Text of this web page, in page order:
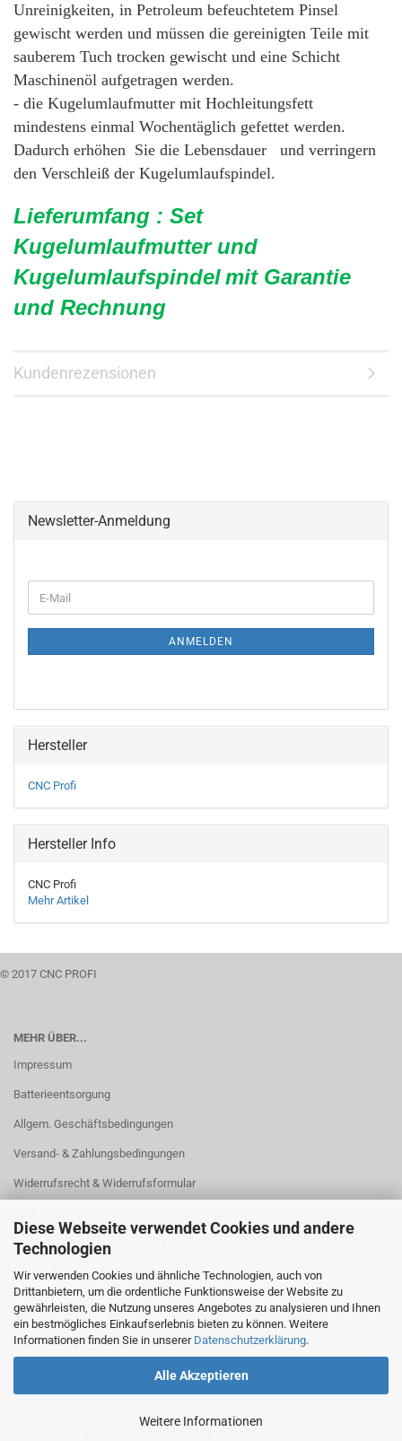
Diese Webseite verwendet Cookies und andere
Technologien
Wir verwenden Cookies und ähnliche Technologien, auch von
Drittanbietern, um die ordentliche Funktionsweise der Website zu
gewährleisten, die Nutzung unseres Angebotes zu analysieren und Ihnen
ein bestmögliches Einkaufserlebnis bieten zu können. Weitere
Informationen finden Sie in unserer Datenschutzerklärung.
Alle Akzeptieren
Weitere Informationen
Unreinigkeiten, in Petroleum befeuchtetem Pinsel
gewischt werden und müssen die gereinigten Teile mit
sauberem Tuch trocken gewischt und eine Schicht
Maschinenöl aufgetragen werden.
- die Kugelumlaufmutter mit Hochleitungsfett
mindestens einmal Wochentäglich gefettet werden.
Dadurch erhöhen Sie die Lebensdauer und verringern
den Verschleiß der Kugelumlaufspindel.
Lieferumfang : Set
Kugelumlaufmutter und
Kugelumlaufspindelmit Garantie
und Rechnung
Kundenrezensionen
Newsletter-Anmeldung
ZUR
E-
Mail
ANMELDEN
Hersteller
CNC Profi
Hersteller Info
CNC Profi
Mehr Artikel
© 2017 CNC PROFI
MEHR ÜBER...
Impressum
Batterieentsorgung
Allgem. Geschäftsbedingungen
Versand- & Zahlungsbedingungen
Widerrufsrecht & Widerrufsformular
Privatsphäre und Datenschutz
Cookie Einstellungen